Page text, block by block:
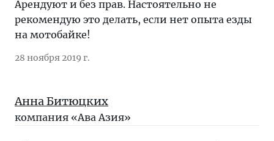
Арендуют и без прав. Настоятельно не
рекомендую это делать, если нет опыта езды
на мотобайке!
28 ноября 2019 г.
Анна Битюцких
компания «Ава Азия»